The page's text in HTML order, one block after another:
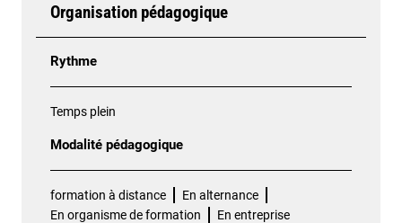
Organisation pédagogique
Rythme
Temps plein
Modalité pédagogique
formation à distance
En alternance
En organisme de formation
En entreprise